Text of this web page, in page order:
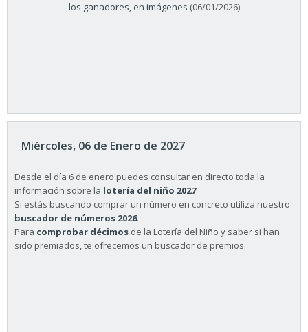
los ganadores, en imágenes (06/01/2026)
Miércoles, 06 de Enero de 2027
Desde el día 6 de enero puedes consultar en directo toda la
información sobre la lotería del niño 2027
Si estás buscando comprar un número en concreto utiliza nuestro
buscador de números 2026.
Para comprobar décimos de la Lotería del Niño y saber si han
sido premiados, te ofrecemos un buscador de premios.